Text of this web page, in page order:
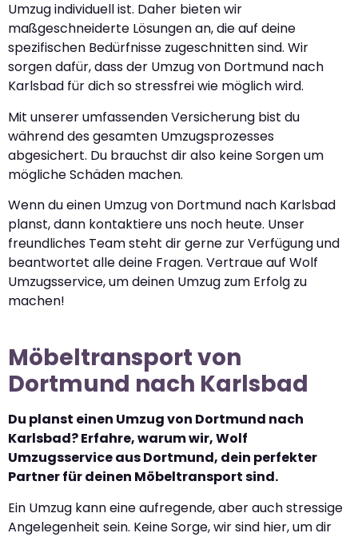
Umzug individuell ist. Daher bieten wir
maßgeschneiderte Lösungen an, die auf deine
spezifischen Bedürfnisse zugeschnitten sind. Wir
sorgen dafür, dass der Umzug von Dortmund nach
Karlsbad für dich so stressfrei wie möglich wird.
Mit unserer umfassenden Versicherung bist du
während des gesamten Umzugsprozesses
abgesichert. Du brauchst dir also keine Sorgen um
mögliche Schäden machen.
Wenn du einen Umzug von Dortmund nach Karlsbad
planst, dann kontaktiere uns noch heute. Unser
freundliches Team steht dir gerne zur Verfügung und
beantwortet alle deine Fragen. Vertraue auf Wolf
Umzugsservice, um deinen Umzug zum Erfolg zu
machen!
Möbeltransport von
Dortmund nach Karlsbad
Du planst einen Umzug von Dortmund nach
Karlsbad? Erfahre, warum wir, Wolf
Umzugsservice aus Dortmund, dein perfekter
Partner für deinen Möbeltransport sind.
Ein Umzug kann eine aufregende, aber auch stressige
Angelegenheit sein. Keine Sorge, wir sind hier, um dir